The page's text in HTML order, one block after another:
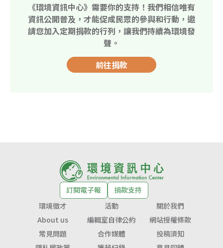
《環境資訊中心》需要你的支持！我們相信唯有
資訊公開普及，才能促成民眾的參與和行動，邀
請您加入定期捐款的行列，讓我們持續為環境發
聲。
前往捐款
訂閱電子報
捐款支持
環境徵才
活動
關於我們
About us
編輯室自律公約
網站授權條款
常見問題
合作媒體
投稿須知